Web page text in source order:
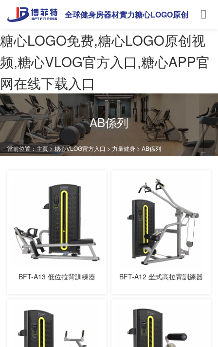
糖心LOGO免费,糖心LOGO原创视
频,糖心VLOG官方入口,糖心APP官
网在线下载入口
全球健身房器材實力糖心LOGO原创
AB係列
當前位置：主頁>糖心VLOG官方入口 > 力量健身 > AB係列
BFT-A13 低位拉背訓練器 BFT-A12 坐式高拉背訓練器